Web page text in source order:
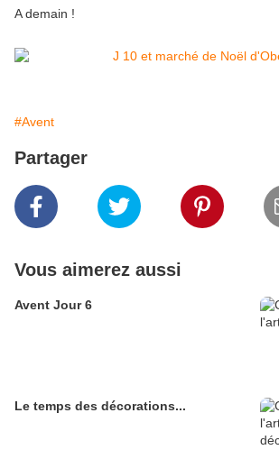
A demain !
#Avent
Partager
Vous aimerez aussi
Avent Jour 6
Le temps des décorations...